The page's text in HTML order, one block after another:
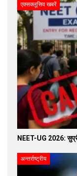
एक्सक्लूसिव खबरें
NEET-UG 2026:
अन्तर्राष्ट्रीय